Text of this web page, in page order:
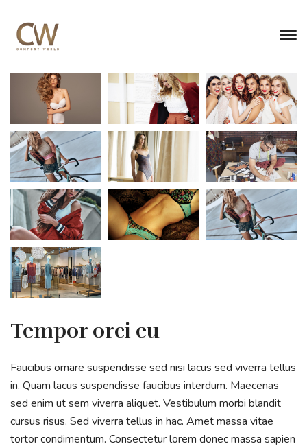
Tempor orci eu
Faucibus ornare suspendisse sed nisi lacus sed viverra tellus
in. Quam lacus suspendisse faucibus interdum. Maecenas
sed enim ut sem viverra aliquet. Vestibulum morbi blandit
cursus risus. Sed viverra tellus in hac. Amet massa vitae
tortor condimentum. Consectetur lorem donec massa sapien